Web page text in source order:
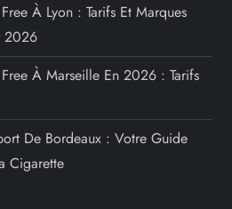
À Lyon : Tarifs Et Marques
2026
À Marseille En 2026 : Tarifs
De Bordeaux : Votre Guide
Cigarette